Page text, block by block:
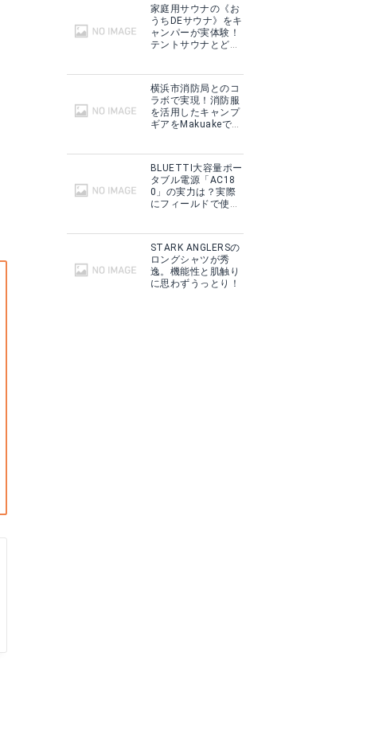
家庭用サウナの《お
うちDEサウナ》をキ
ャンパーが実体験！
テントサウナとどこ
横浜市消防局とのコ
ラボで実現！消防服
を活用したキャンプ
ギアをMakuakeで予
BLUETTI大容量ポー
タブル電源「AC18
0」の実力は？実際
にフィールドで使用
STARK ANGLERSの
ロングシャツが秀
逸。機能性と肌触り
に思わずうっとり！